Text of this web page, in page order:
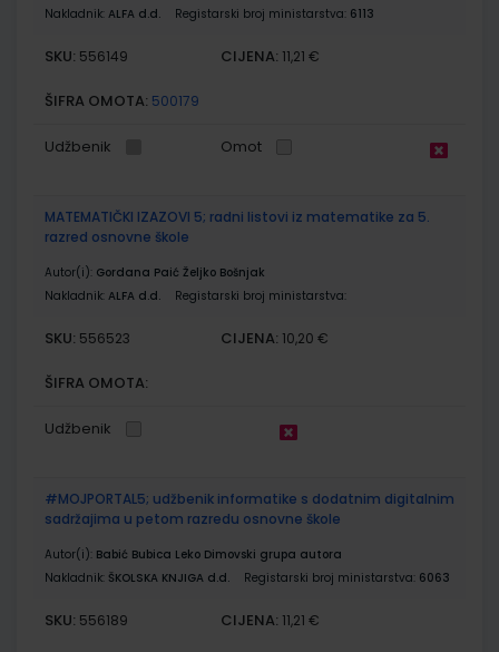
Nakladnik: ALFA d.d. Registarski broj ministarstva: 6113
SKU: 556149 CIJENA: 11,21 €
ŠIFRA OMOTA: 500179
Udžbenik Omot
MATEMATIČKI IZAZOVI 5; radni listovi iz matematike za 5.
razred osnovne škole
Autor(i): Gordana Paić Željko Bošnjak
Nakladnik: ALFA d.d. Registarski broj ministarstva:
SKU: 556523 CIJENA: 10,20 €
ŠIFRA OMOTA:
Udžbenik
#MOJPORTAL5; udžbenik informatike s dodatnim digitalnim
sadržajima u petom razredu osnovne škole
Autor(i): Babić Bubica Leko Dimovski grupa autora
Nakladnik: ŠKOLSKA KNJIGA d.d. Registarski broj ministarstva: 6063
SKU: 556189 CIJENA: 11,21 €